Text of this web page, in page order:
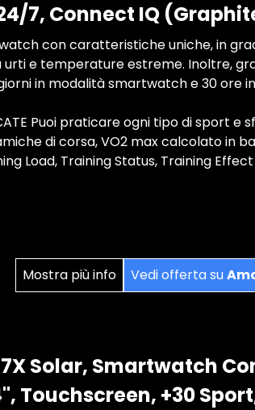
7, Connect IQ
con caratteristiche uniche, in
urti e temperature estreme. Inoltre,
in modalità smartwatch e 30 ore
Puoi praticare ogni tipo di sport
di corsa, VO2 max calcolato in
Load, Training Status, Training
Mostra più info Vedi offerta su
Solar, Smartwatch
Touchscreen, +30